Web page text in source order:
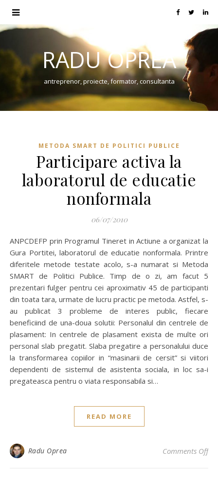
RADU OPREA
antreprenor, proiecte, formator, consultanta
METODA SMART DE POLITICI PUBLICE
Participare activa la
laboratorul de educatie
nonformala
06/07/2010
ANPCDEFP prin Programul Tineret in Actiune a organizat la
Gura Portitei, laboratorul de educatie nonformala. Printre
diferitele metode testate acolo, s-a numarat si Metoda
SMART de Politici Publice. Timp de o zi, am facut 5
prezentari fulger pentru cei aproximativ 45 de participanti
din toata tara, urmate de lucru practic pe metoda. Astfel, s-
au publicat 3 probleme de interes public, fiecare
beneficiind de una-doua solutii: Personalul din centrele de
plasament: In centrele de plasament exista de multe ori
personal slab pregatit. Slaba pregatire a personalului duce
la transformarea copiilor in “masinarii de cersit” si viitori
dependenti de sistemul de asistenta sociala, in loc sa-i
pregateasca pentru o viata responsabila si…
READ MORE
Radu Oprea Comments Offon